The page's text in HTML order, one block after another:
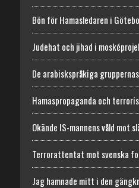
Bön för Hamasledaren i
Judehat och jihad i
De arabiskspråkiga
Hamaspropaganda och
Okände IS-mannens våld mot
Terrorattentat mot svenska
Jag hamnade mitt i den